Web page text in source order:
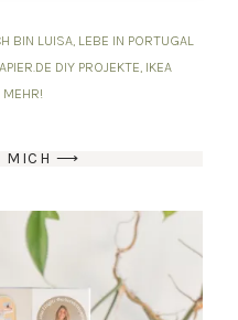
BIN LUISA, LEBE IN PORTUGAL
DIY PROJEKTE, IKEA
MEHR!
MICH ⟶